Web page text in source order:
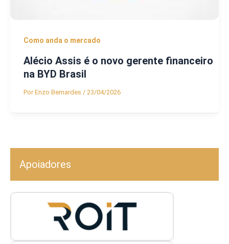
Como anda o mercado
Alécio Assis é o novo gerente financeiro
na BYD Brasil
PorEnzo Bernardes / 23/04/2026
Apoiadores